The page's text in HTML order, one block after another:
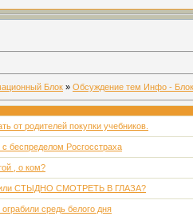
Блок » Обсуждение тем Инфо -
от родителей покупки учебников.
беспределом Росгосстраха
, о ком?
или СТЫДНО СМОТРЕТЬ В ГЛАЗА?
средь белого дня